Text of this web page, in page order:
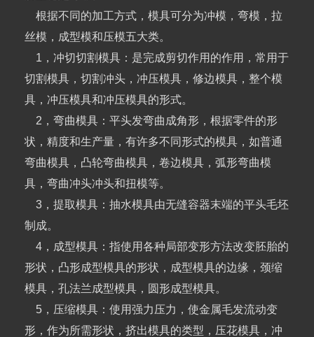
根据不同的加工方式，模具可分为冲模，弯模，拉
丝模，成型模和压模五大类。
1，冲切切割模具：是完成剪切作用的作用，常用于
切割模具，切割冲头，冲压模具，修边模具，整个模
具，冲压模具和冲压模具的形式。
2，弯曲模具：平头发弯曲成角形，根据零件的形
状，精度和生产量，有许多不同形式的模具，如普通
弯曲模具，凸轮弯曲模具，卷边模具，弧形弯曲模
具，弯曲冲头冲头和扭模等。
3，提取模具：抽水模具由无缝容器末端的平头毛坯
制成。
4，成型模具：指使用各种局部变形方法改变胚胎的
形状，凸形成型模具的形状，成型模具的边缘，颈缩
模具，孔法兰成型模具，圆形成型模具。
5，压缩模具：使用强力压力，使金属毛发流动变
形，作为所需形状，挤出模具的类型，压花模具，冲